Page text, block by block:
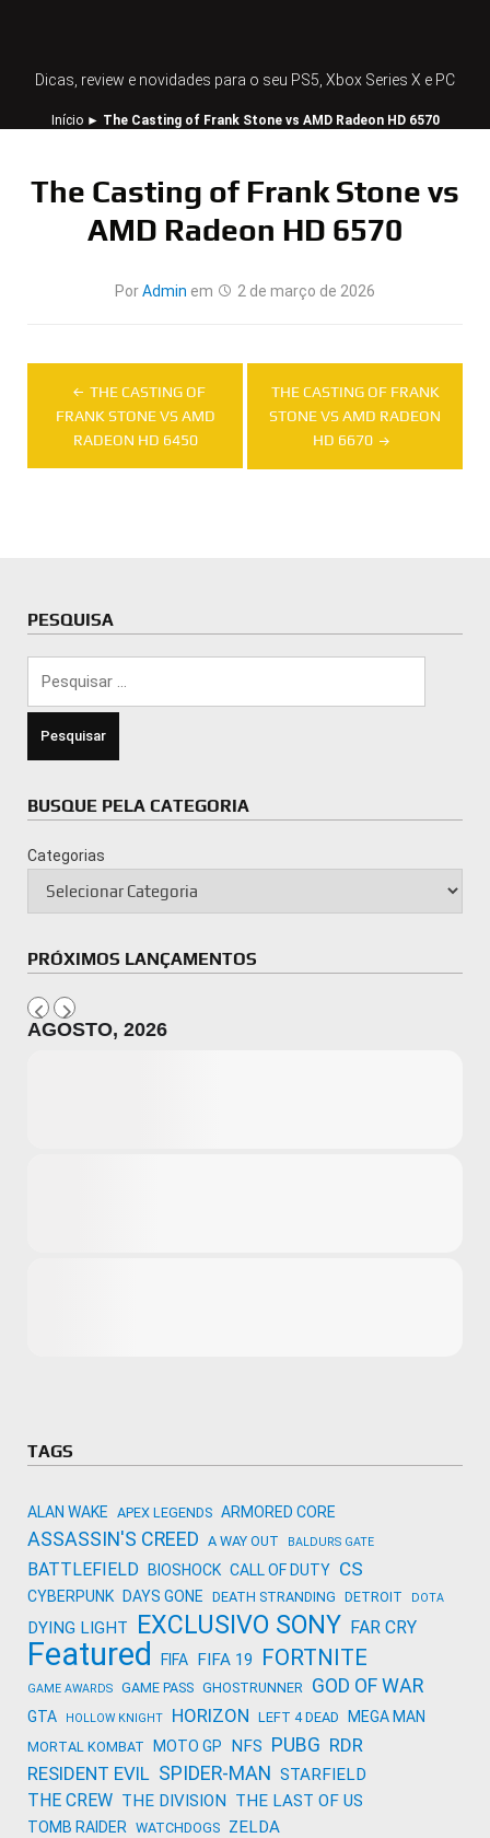
Dicas, review e novidades para o seu PS5, Xbox Series X e PC
Início► The Casting of Frank Stone vs AMD Radeon HD 6570
The Casting of Frank Stone vs
AMD Radeon HD 6570
PorAdmin em 2 de março de 2026
Navegação
de
Post
THE CASTING OF
FRANK STONE VS AMD
RADEON HD 6450
THE CASTING OF FRANK
STONE VS AMD RADEON
HD 6670
PESQUISA
BUSQUE PELA CATEGORIA
Categorias
PRÓXIMOS LANÇAMENTOS
AGOSTO, 2026
TAGS
ALAN WAKE APEX LEGENDS ARMORED CORE
ASSASSIN'S CREED A WAY OUT BALDURS GATE
BATTLEFIELD BIOSHOCK CALL OF DUTY CS
CYBERPUNK DAYS GONE DEATH STRANDING DETROIT DOTA
DYING LIGHT EXCLUSIVO SONY FAR CRY
Featured FIFA FIFA 19 FORTNITE
GAME AWARDS GAME PASS GHOSTRUNNER GOD OF WAR
GTA HOLLOW KNIGHT HORIZON LEFT 4 DEAD MEGA MAN
MORTAL KOMBAT MOTO GP NFS PUBG RDR
RESIDENT EVIL SPIDER-MAN STARFIELD
THE CREW THE DIVISION THE LAST OF US
TOMB RAIDER WATCHDOGS ZELDA